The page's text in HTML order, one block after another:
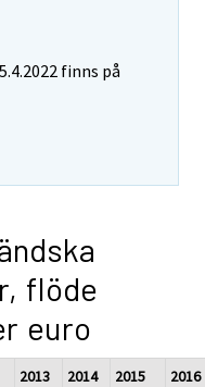
finns på
flöde
euro
2013 2014 2015
2016